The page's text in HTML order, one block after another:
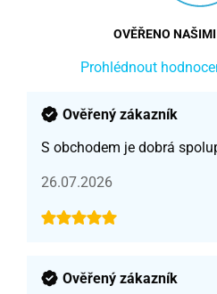
OVĚŘENO
Prohlédnout
Ověřený zákazník
S obchodem je dobrá
26.07.2026
Ověřený zákazník